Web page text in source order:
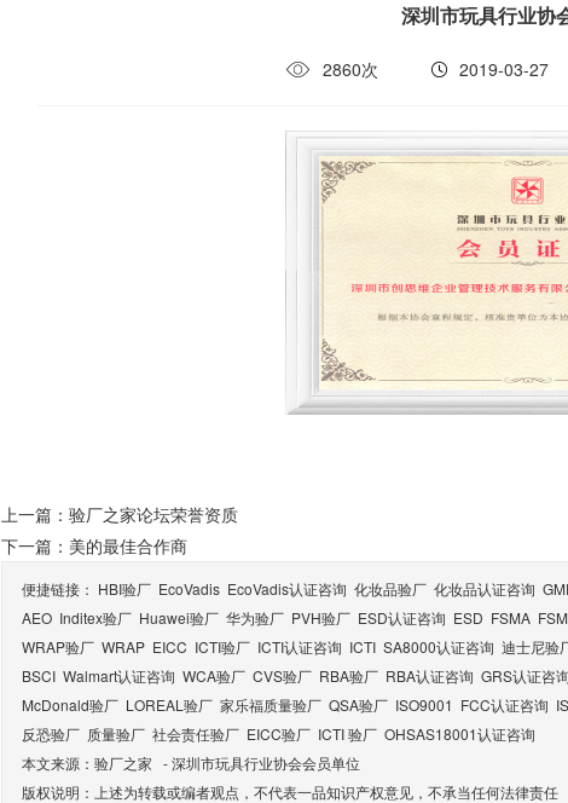
深圳市玩具行业协
2860次 2019-03-27
上一篇：验厂之家论坛荣誉资质
下一篇：美的最佳合作商
便捷链接： HBI验厂 EcoVadis EcoVadis​认证咨询 化妆品验厂 化妆品认证咨询
AEO Inditex验厂 Huawei验厂 华为验厂 PVH验厂 ESD认证咨询 ESD FSMA
WRAP验厂 WRAP EICC ICTI验厂 ICTI认证咨询 ICTI SA8000认证咨询 迪士尼验
BSCI Walmart认证咨询 WCA验厂 CVS验厂 RBA验厂 RBA认证咨询 GRS认证咨询
McDonald验厂 LOREAL验厂 家乐福质量验厂 QSA验厂 ISO9001 FCC认证咨询
反恐验厂 质量验厂 社会责任验厂 EICC验厂 ICTI 验厂 OHSAS18001认证咨询
本文来源： 验厂之家 -深圳市玩具行业协会会员单位
版权说明：上述为转载或编者观点，不代表一品知识产权意见，不承当任何法律责任